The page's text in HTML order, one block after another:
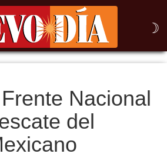
☽
Nacional
del